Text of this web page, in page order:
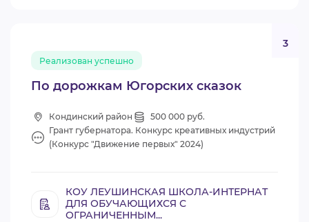
По дорожкам Югорских сказок
Реализован успешно
3
Кондинский район
500 000 руб.
Грант губернатора. Конкурс креативных индустрий
(Конкурс "Движение первых" 2024)
КОУ ЛЕУШИНСКАЯ ШКОЛА-ИНТЕРНАТ
ДЛЯ ОБУЧАЮЩИХСЯ С
ОГРАНИЧЕННЫМ...